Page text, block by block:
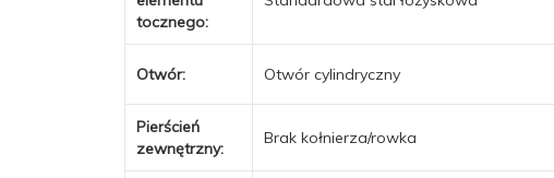
tocznego:
Otwór: Otwór cylindryczny
Pierścień
zewnętrzny:
Brak kołnierza/rowka